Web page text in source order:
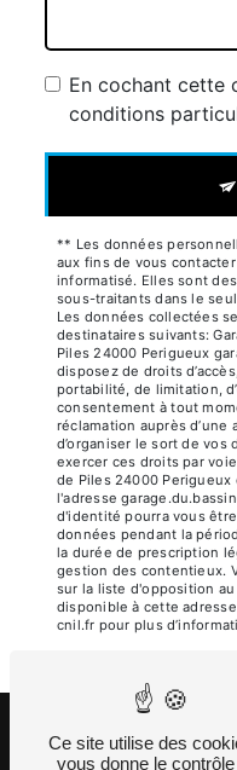
En cochant cette
conditions
** Les données
aux fins de vous
informatisé. Elles sont
sous-traitants dans le
Les données collectées
destinataires suivants:
Piles 24000 Perigueux
disposez de droits
portabilité, de limitation,
consentement à tout
réclamation auprès
d’organiser le sort de
exercer ces droits par
de Piles 24000
l'adresse
d'identité pourra vous
données pendant la
la durée de prescription
gestion des contentieux.
sur la liste d'opposition
disponible à cette
cnil.fr pour plus
Ce site utilise des
vous donne le